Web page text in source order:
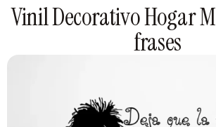
Vinil Decorativo Hogar
frases